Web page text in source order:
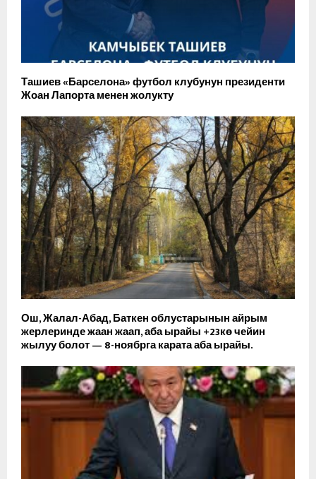
Ташиев «Барселона» футбол клубунун президенти
Жоан Лапорта менен жолукту
Ош, Жалал-Абад, Баткен облустарынын айрым
жерлеринде жаан жаап, аба ырайы +23кө чейин
жылуу болот — 8-ноябрга карата аба ырайы.